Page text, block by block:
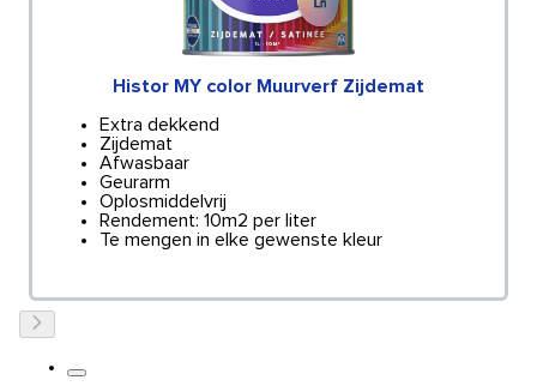
Histor MY color Muurverf Zijdemat
Extra dekkend
Zijdemat
Afwasbaar
Geurarm
Oplosmiddelvrij
Rendement: 10m2 per liter
Te mengen in elke gewenste kleur